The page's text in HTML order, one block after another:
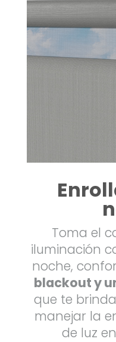
Toma el
iluminación
noche,
blackout y
que te
manejar la
de luz